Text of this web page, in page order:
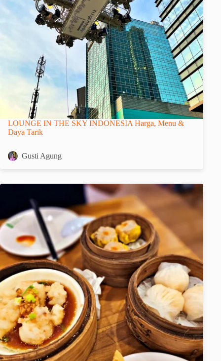
LOUNGE IN THE SKY INDONESIA Harga, Menu &
Daya Tarik
Gusti Agung